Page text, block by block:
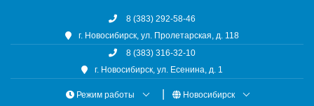
8 (383) 292-58-46
г. Новосибирск, ул. Пролетарская, д. 118
8 (383) 316-32-10
г. Новосибирск, ул. Есенина, д. 1
Режим работы Новосибирск